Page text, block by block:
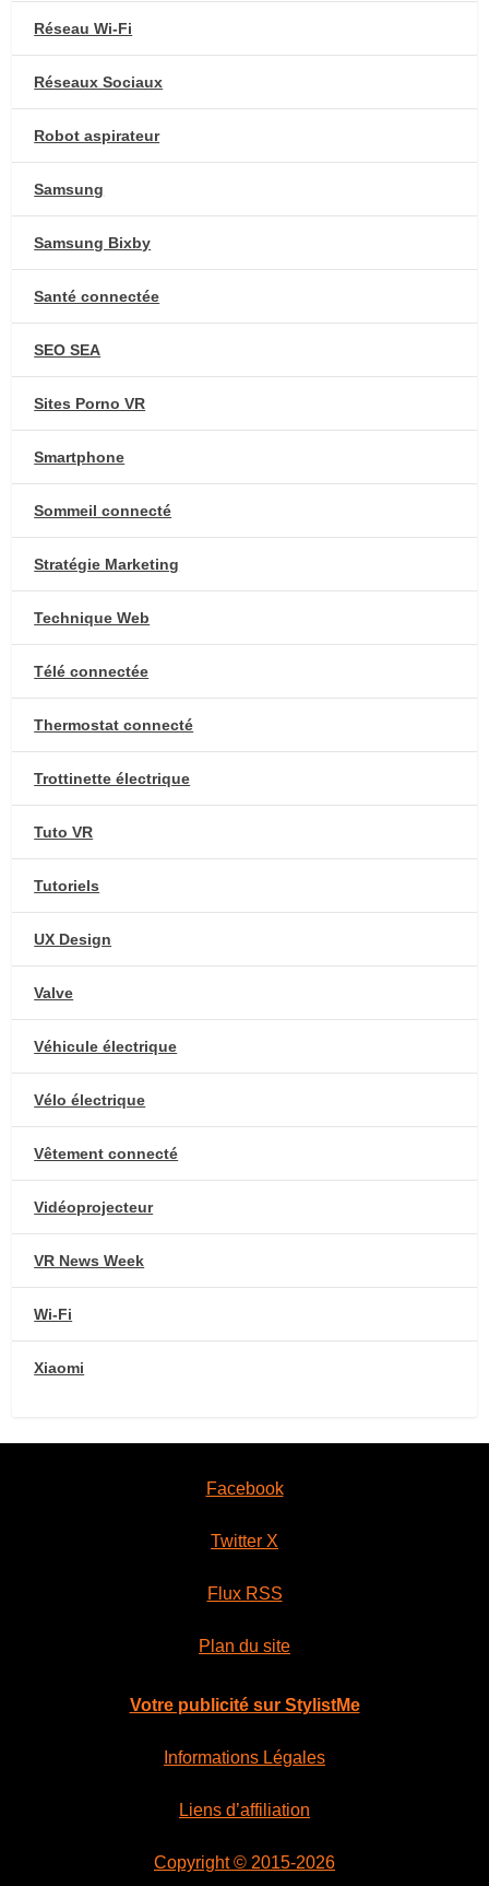
Réseau Wi-Fi
Réseaux Sociaux
Robot aspirateur
Samsung
Samsung Bixby
Santé connectée
SEO SEA
Sites Porno VR
Smartphone
Sommeil connecté
Stratégie Marketing
Technique Web
Télé connectée
Thermostat connecté
Trottinette électrique
Tuto VR
Tutoriels
UX Design
Valve
Véhicule électrique
Vélo électrique
Vêtement connecté
Vidéoprojecteur
VR News Week
Wi-Fi
Xiaomi
Facebook
Twitter X
Flux RSS
Plan du site
Votre publicité sur StylistMe
Informations Légales
Liens d’affiliation
Copyright © 2015-2026